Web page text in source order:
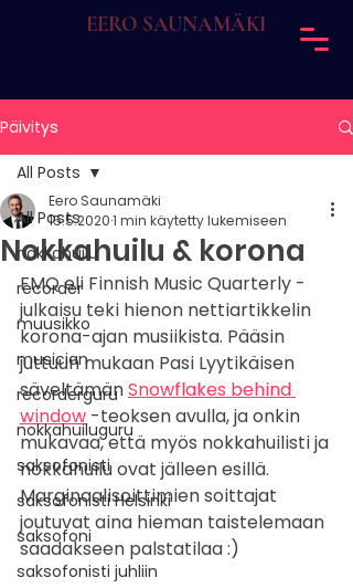
EERO SAUNAMÄKI
Päivitys
All Posts
nokkahuilu
recorder
muusikko
musician
recorderguru
nokkahuiluguru
saksofonisti
saksofonisti Helsinki
saksofoni
saksofonisti juhliin
All Posts
Nokkahuilu & korona
Eero Saunamäki
15.5.20201 min käytetty lukemiseen
FMQ eli Finnish Music Quarterly -
julkaisu teki hienon nettiartikkelin
korona-ajan musiikista. Pääsin
juttuun mukaan Pasi Lyytikäisen
säveltämän Snowflakes behind
window -teoksen avulla, ja onkin
mukavaa, että myös nokkahuilisti ja
nokkahuilu ovat jälleen esillä.
Marginaalisoittimien soittajat
joutuvat aina hieman taistelemaan
saadakseen palstatilaa :)